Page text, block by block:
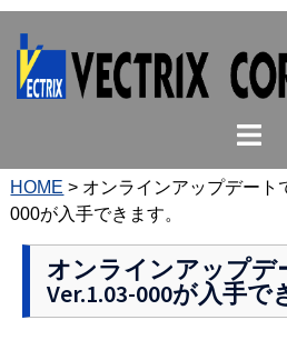
ス
キ
ト
ル
ュ
ー
HOME > オンラインアップデート
000が入手できます。
オンラインアップデ
Ver.1.03-000が入手で